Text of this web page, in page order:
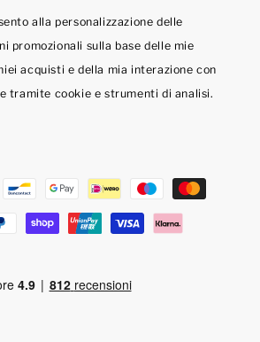
alla personalizzazione delle
promozionali sulla base delle mie
acquisti e della mia interazione con
tramite cookie e strumenti di analisi.